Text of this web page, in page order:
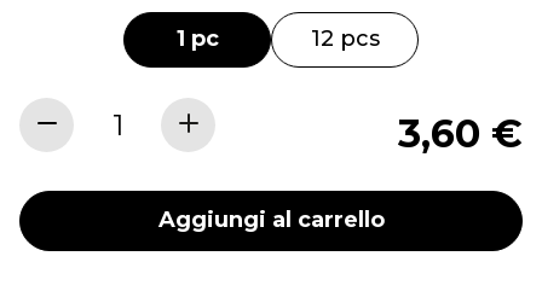
1 pc 12 pcs
3,60 €
Aggiungi al carrello